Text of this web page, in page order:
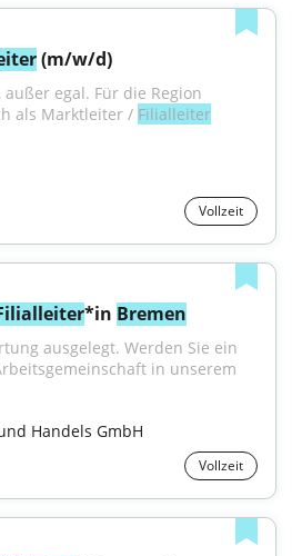
(m/w/d)
als Marktleiter / Filialleiter
Vollzeit
*in Bremen
ausgelegt. Werden Sie ein
in unserem
Handels GmbH
Vollzeit